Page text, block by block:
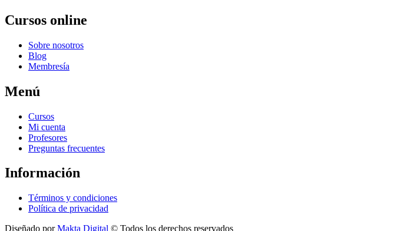
Cursos online
Sobre nosotros
Blog
Membresía
Menú
Cursos
Mi cuenta
Profesores
Preguntas frecuentes
Información
Términos y condiciones
Política de privacidad
Diseñado porMakta Digital © Todos los derechos reservados